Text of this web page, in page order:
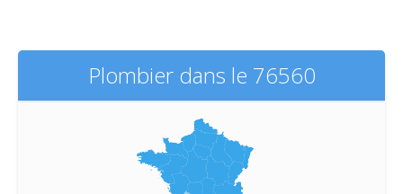
Plombier dans le 76560